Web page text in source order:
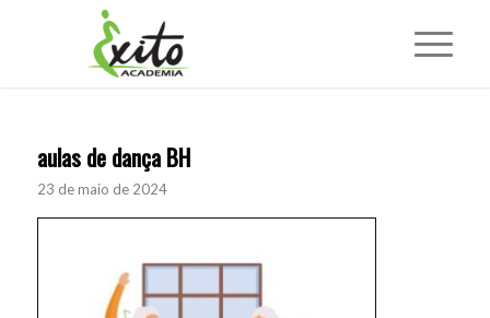
aulas de dança BH
23 de maio de 2024